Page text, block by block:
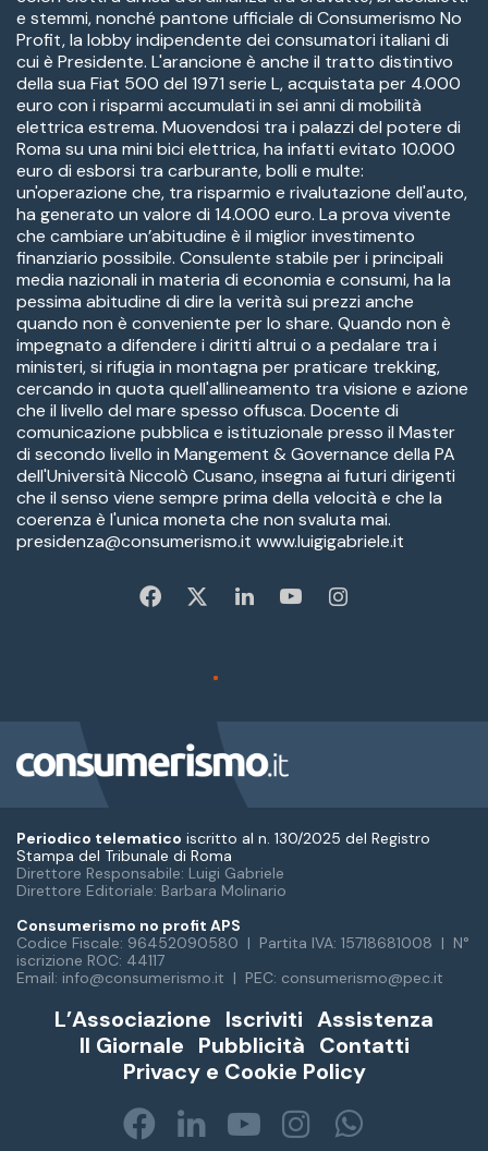
Periodico telematico iscritto al n. 130/2025 del Registro
Stampa del Tribunale di Roma
Direttore Responsabile: Luigi Gabriele
Direttore Editoriale: Barbara Molinario
Consumerismo no profit APS
Codice Fiscale: 96452090580 | Partita IVA: 15718681008 | N°
iscrizione ROC: 44117
Email: info@consumerismo.it | PEC: consumerismo@pec.it
L’Associazione Iscriviti Assistenza
Il Giornale Pubblicità Contatti
Privacy e Cookie Policy
Facebook
LinkedIn
You Instagram